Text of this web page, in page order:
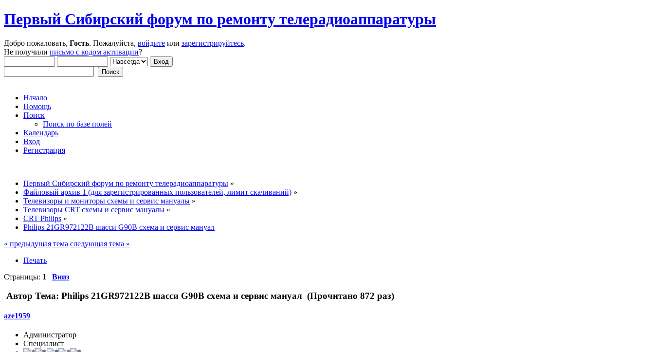
Первый Сибирский форум по ремонту телерадиоаппаратуры
Добро пожаловать, Гость. Пожалуйста, войдите или зарегистрируйтесь.
Не получили письмо с кодом активации?
Начало
Помощь
Поиск
Поиск по базе полей
Календарь
Вход
Регистрация
Первый Сибирский форум по ремонту телерадиоаппаратуры »
Файловый архив 1 (для зарегистрированных пользователей, лимит скачиваний) »
Телевизоры и мониторы схемы и сервис мануалы »
Телевизоры CRT схемы и сервис мануалы »
CRT Philips »
Philips 21GR972122B шасси G90B схема и сервис мануал
« предыдущая тема следующая тема »
Печать
Страницы: 1 Вниз
Автор Тема: Philips 21GR972122B шасси G90B схема и сервис мануал (Прочитано 872 раз)
aze1959
Администратор
Специалист